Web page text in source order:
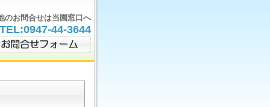
のお問合せは当園窓口へ
TEL:0947-44-3644